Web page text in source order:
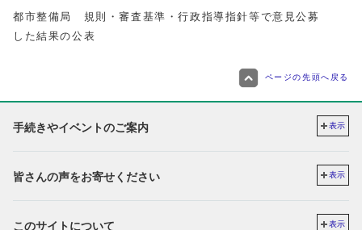
都市整備局 規則・審査基準・行政指導指針等で意見公募
した結果の公表
ページの先頭へ戻る
手続きやイベントのご案内 表示
皆さんの声をお寄せください 表示
このサイトについて 表示